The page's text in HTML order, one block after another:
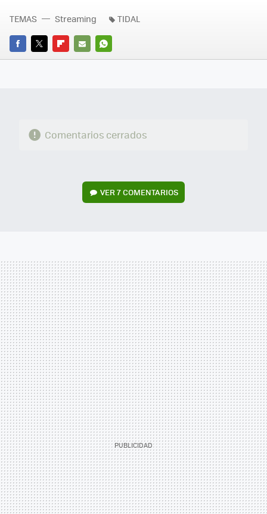
FACEBOOK
TWITTERFLIPBOARD
E-
WHATSAPP
TEMAS Streaming TIDAL
Comentarios cerrados
VER7 COMENTARIOS